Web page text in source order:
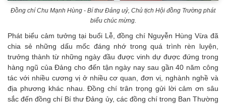
Đồng chí Chu Mạnh Hùng - Bí thư Đảng uỷ, Chủ tịch Hội đồng Trường phát
biểu chúc mừng.
Phát biểu cảm tưởng tại buổi Lễ, đồng chí Nguyễn Hùng Vừa đã
chia sẻ những dấu mốc đáng nhớ trong quá trình rèn luyện,
trưởng thành từ những ngày đầu được vinh dự được đứng trong
hàng ngũ của Đảng cho đến tận ngày nay sau gần 40 năm công
tác với nhiều cương vị ở nhiều cơ quan, đơn vị, nghành nghề và
địa phương khác nhau. Đồng chí trân trọng gửi lời cảm ơn sâu
sắc đến đồng chí Bí thư Đảng ủy, các đồng chí trong Ban Thường